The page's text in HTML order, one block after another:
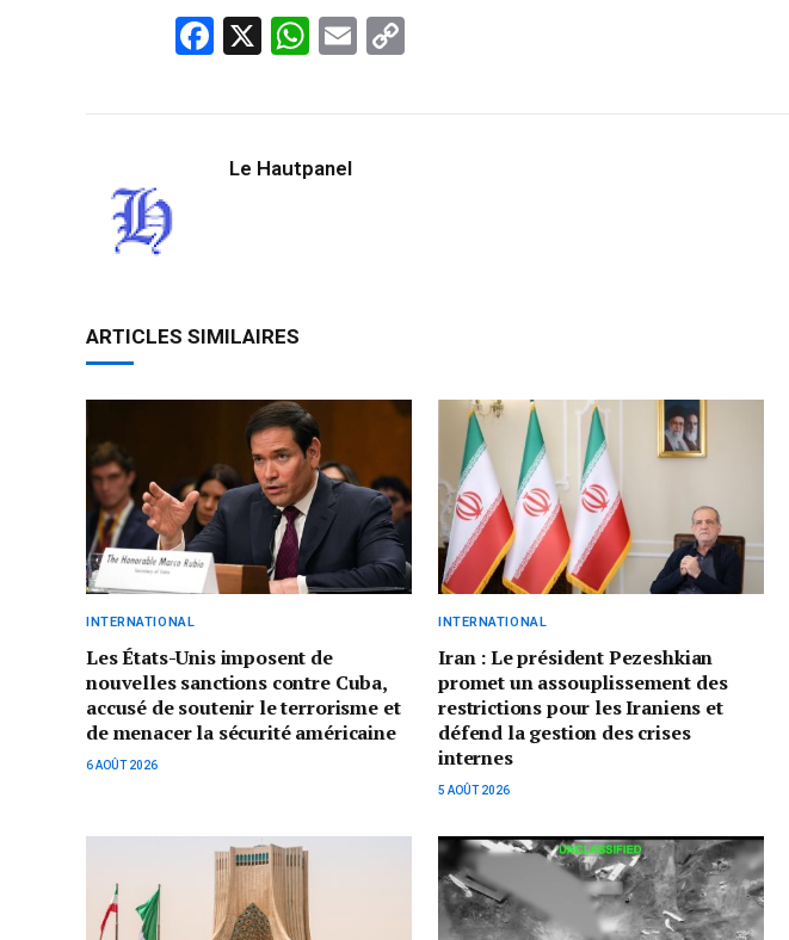
Facebook
X WhatsApp
Email
Le Hautpanel
ARTICLES SIMILAIRES
INTERNATIONAL
Les États-Unis imposent de
nouvelles sanctions contre Cuba,
accusé de soutenir le terrorisme et
de menacer la sécurité américaine
6 AOÛT 2026
INTERNATIONAL
Iran : Le président Pezeshkian
promet un assouplissement des
restrictions pour les Iraniens et
défend la gestion des crises
internes
5 AOÛT 2026